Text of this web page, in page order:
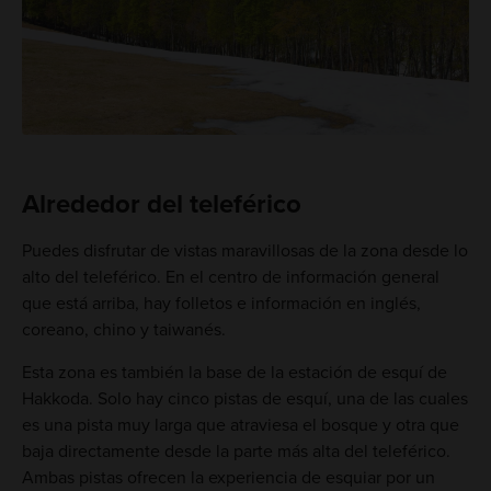
Alrededor del teleférico
Puedes disfrutar de vistas maravillosas de la zona desde lo
alto del teleférico. En el centro de información general
que está arriba, hay folletos e información en inglés,
coreano, chino y taiwanés.
Esta zona es también la base de la estación de esquí de
Hakkoda. Solo hay cinco pistas de esquí, una de las cuales
es una pista muy larga que atraviesa el bosque y otra que
baja directamente desde la parte más alta del teleférico.
Ambas pistas ofrecen la experiencia de esquiar por un